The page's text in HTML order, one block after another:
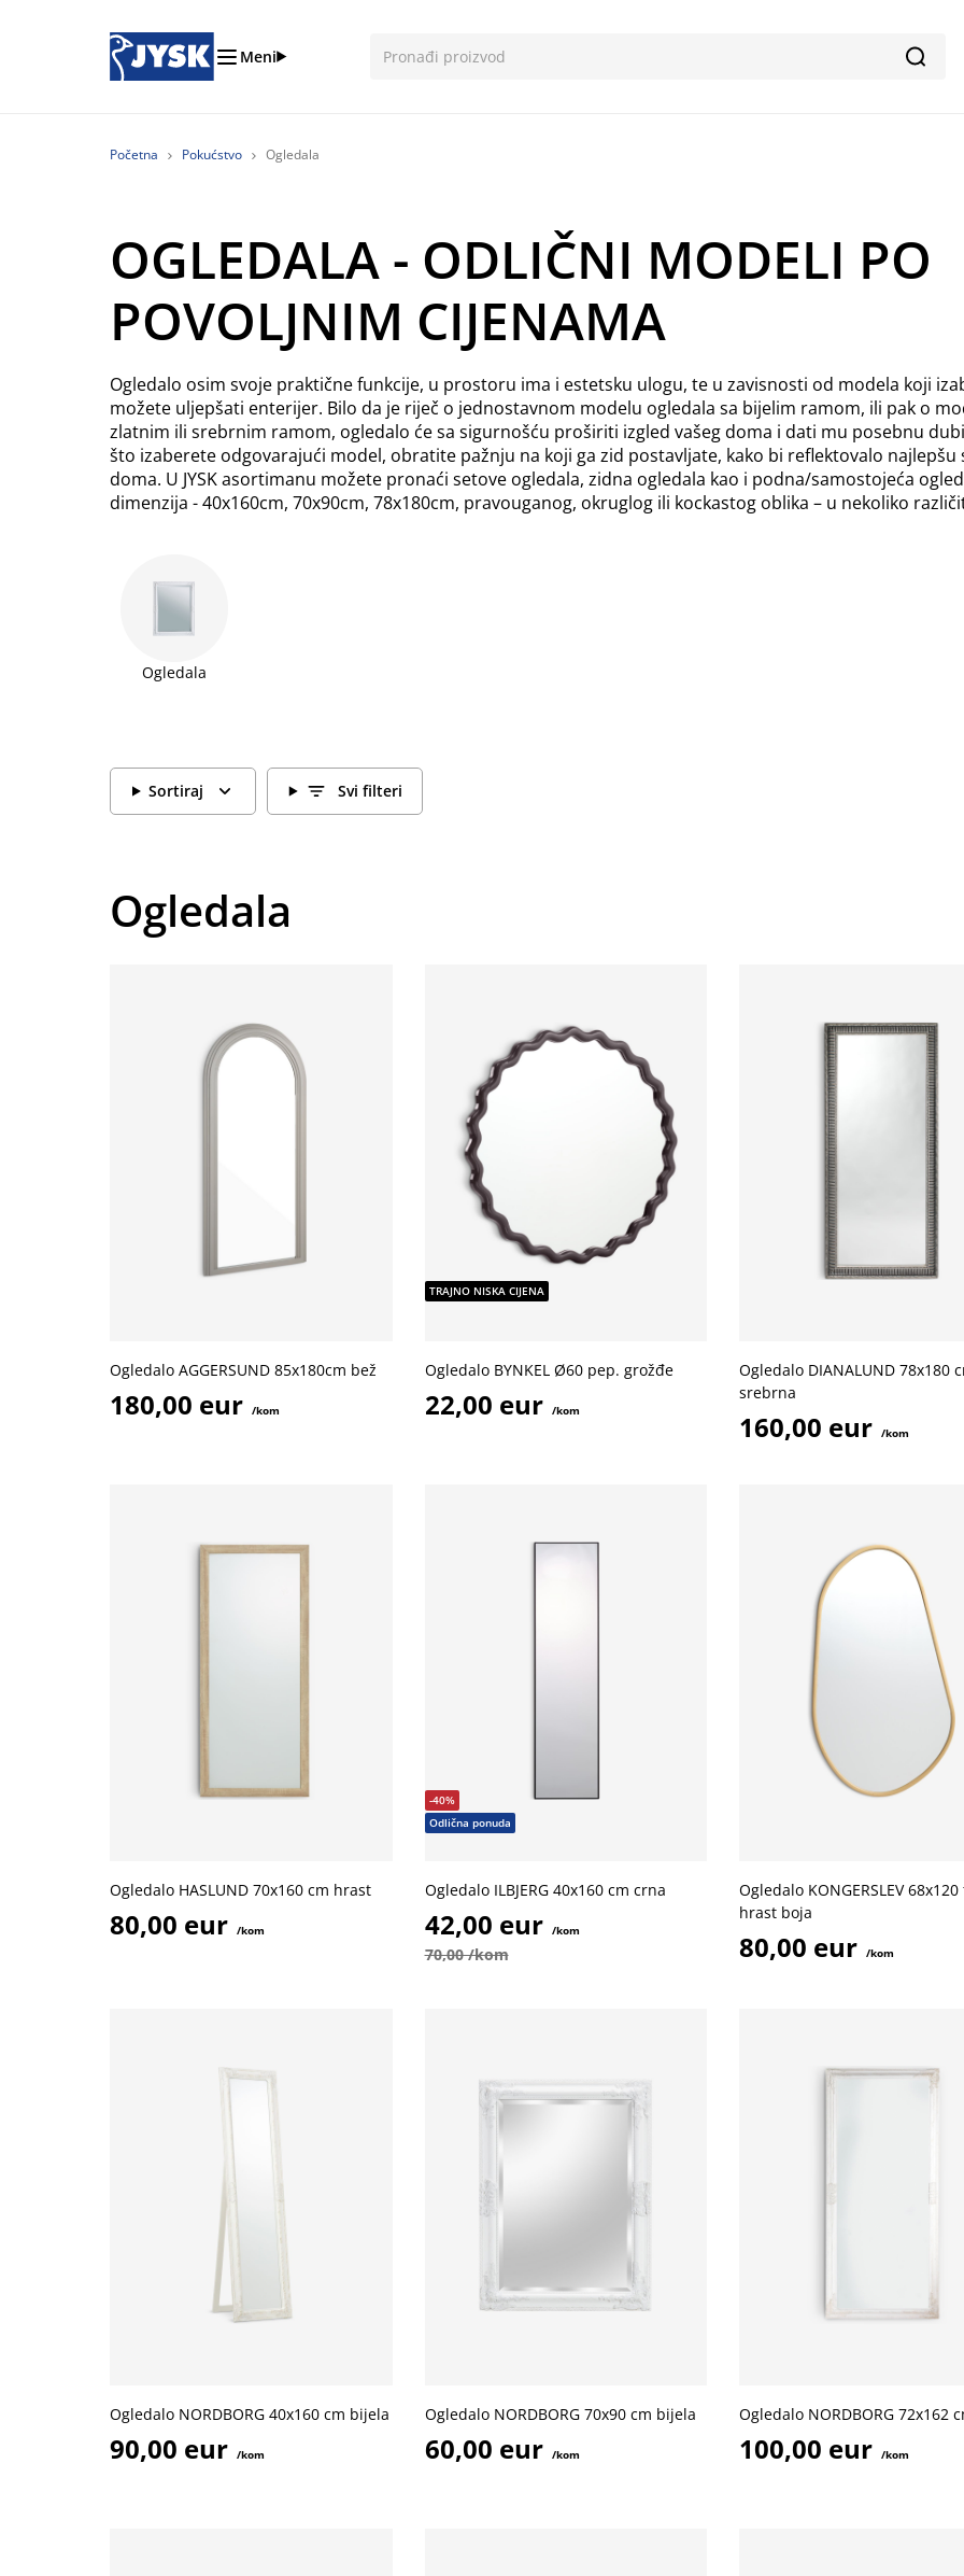
Meni
Početna Pokućstvo Ogledala
OGLEDALA - ODLIČNI MODELI PO
POVOLJNIM CIJENAMA
Ogledalo osim svoje praktične funkcije, u prostoru ima i estetsku ulogu, te u zavisnosti od modela koji
možete uljepšati enterijer. Bilo da je riječ o jednostavnom modelu ogledala sa bijelim ramom, ili pak o
zlatnim ili srebrnim ramom, ogledalo će sa sigurnošću proširiti izgled vašeg doma i dati mu posebnu
što izaberete odgovarajući model, obratite pažnju na koji ga zid postavljate, kako bi reflektovalo najlepšu
doma. U JYSK asortimanu možete pronaći setove ogledala, zidna ogledala kao i podna/samostojeća
dimenzija - 40x160cm, 70x90cm, 78x180cm, pravouganog, okruglog ili kockastog oblika – u nekoliko
Ogledala
Sortiraj Svi filteri
Ogledala
Ogledalo AGGERSUND 85x180cm bež
180,00 eur /kom
TRAJNO NISKA CIJENA
Ogledalo BYNKEL Ø60 pep. grožđe
22,00 eur /kom
Ogledalo DIANALUND 78x180
srebrna
160,00 eur /kom
Ogledalo HASLUND 70x160 cm hrast
80,00 eur /kom
-40%
Odlična ponuda
Ogledalo ILBJERG 40x160 cm crna
42,00 eur /kom
70,00 /kom
Ogledalo KONGERSLEV
hrast boja
80,00 eur /kom
Ogledalo NORDBORG 40x160 cm bijela
90,00 eur /kom
Ogledalo NORDBORG 70x90 cm bijela
60,00 eur /kom
Ogledalo NORDBORG 72x162
100,00 eur /kom